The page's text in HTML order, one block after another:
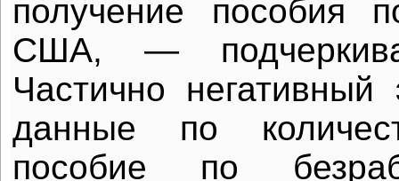
получение пособия
США, —
Частично
данные по
пособие по